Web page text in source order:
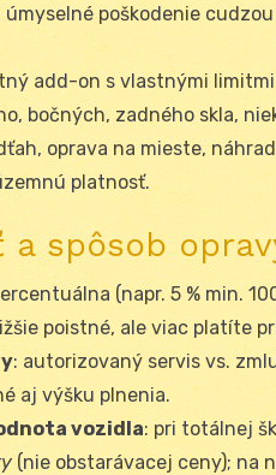
úmyselné poškodenie
add-on s vlastnými
bočných, zadného skla,
oprava na mieste,
platnosť.
a spôsob
(napr. 5 % min.
poistné, ale viac platíte
: autorizovaný servis vs.
aj výšku plnenia.
vozidla: pri totálnej
(nie obstarávacej ceny); na